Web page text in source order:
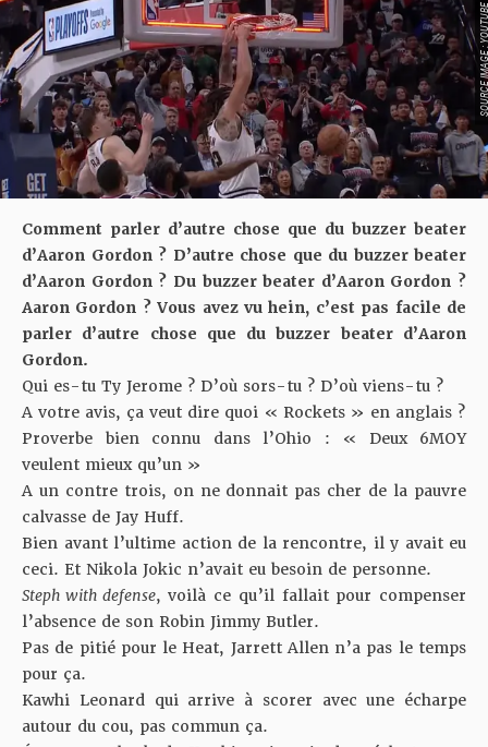
SOURCE
Comment parler d’autre chose que du buzzer beater
d’Aaron Gordon ? D’autre chose que du buzzer beater
d’Aaron Gordon ? Du buzzer beater d’Aaron Gordon ?
Aaron Gordon ? Vous avez vu hein, c’est pas facile de
parler d’autre chose que du buzzer beater d’Aaron
Gordon.
Qui es-tu Ty Jerome ? D’où sors-tu ? D’où viens-tu ?
A votre avis, ça veut dire quoi « Rockets » en anglais ?
Proverbe bien connu dans l’Ohio : « Deux 6MOY
veulent mieux qu’un »
A un contre trois, on ne donnait pas cher de la pauvre
calvasse de Jay Huff.
Bien avant l’ultime action de la rencontre, il y avait eu
ceci. Et Nikola Jokic n’avait eu besoin de personne.
Steph with defense, voilà ce qu’il fallait pour compenser
l’absence de son Robin Jimmy Butler.
Pas de pitié pour le Heat, Jarrett Allen n’a pas le temps
pour ça.
Kawhi Leonard qui arrive à scorer avec une écharpe
autour du cou, pas commun ça.